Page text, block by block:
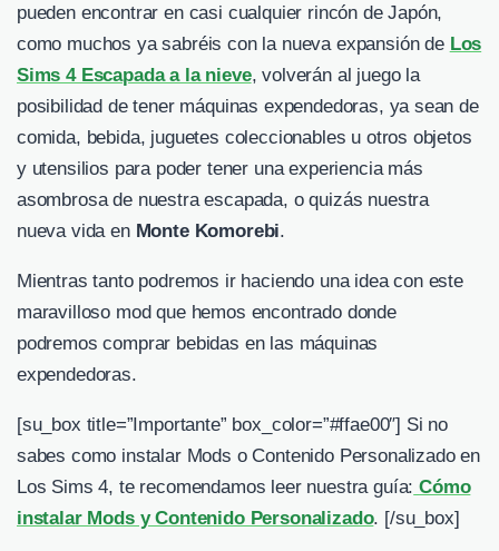
pueden encontrar en casi cualquier rincón de Japón,
como muchos ya sabréis con la nueva expansión de Los
Sims 4 Escapada a la nieve, volverán al juego la
posibilidad de tener máquinas expendedoras, ya sean de
comida, bebida, juguetes coleccionables u otros objetos
y utensilios para poder tener una experiencia más
asombrosa de nuestra escapada, o quizás nuestra
nueva vida en Monte Komorebi.
Mientras tanto podremos ir haciendo una idea con este
maravilloso mod que hemos encontrado donde
podremos comprar bebidas en las máquinas
expendedoras.
[su_box title=”Importante” box_color=”#ffae00″] Si no
sabes como instalar Mods o Contenido Personalizado en
Los Sims 4, te recomendamos leer nuestra guía: Cómo
instalar Mods y Contenido Personalizado. [/su_box]